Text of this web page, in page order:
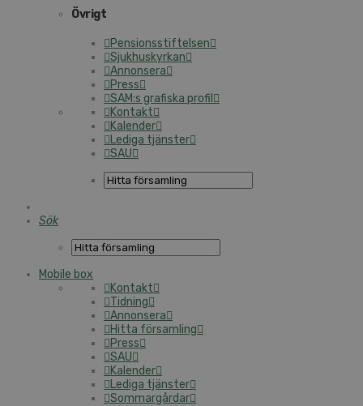
Övrigt
Pensionsstiftelsen
Sjukhuskyrkan
Annonsera
Press
SAM:s grafiska profil
Kontakt
Kalender
Lediga tjänster
SAU
Sök
Mobile box
Kontakt
Tidning
Annonsera
Hitta församling
Press
SAU
Kalender
Lediga tjänster
Sommargårdar